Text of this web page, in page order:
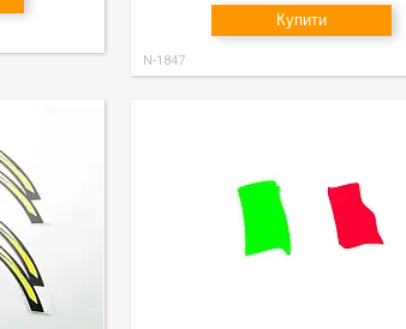
Купити
N-1847